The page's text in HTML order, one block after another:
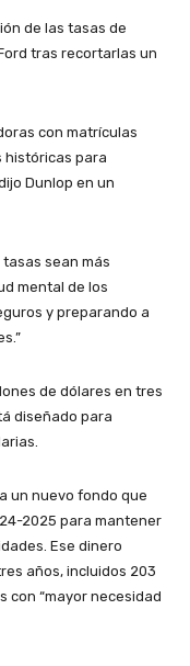
de las tasas de
tras recortarlas un
con matrículas
históricas para
Dunlop en un
sean más
mental de los
y preparando a
de dólares en tres
diseñado para
un nuevo fondo que
2025 para mantener
Ese dinero
años, incluidos 203
con “mayor necesidad